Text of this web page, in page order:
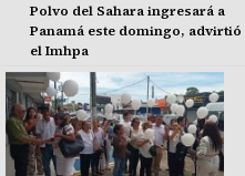
Polvo del Sahara ingresará a
Panamá este domingo, advirtió
el Imhpa